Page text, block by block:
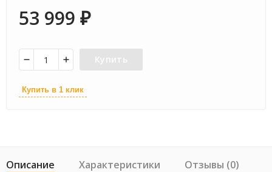
53 999 ₽
Купить
Купить в 1 клик
Описание Характеристики Отзывы (0)